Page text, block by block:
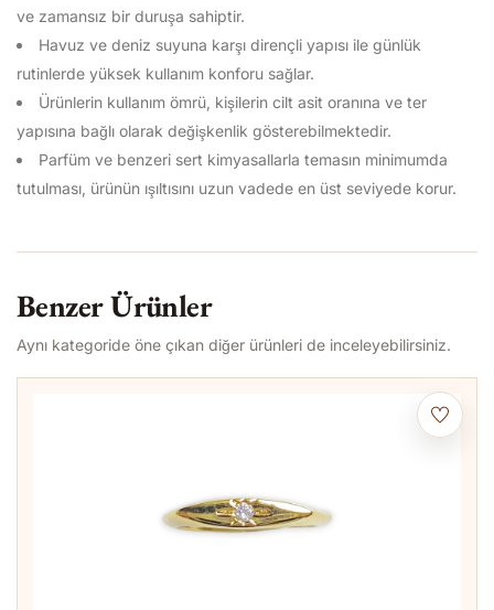
ve zamansız bir duruşa sahiptir.
Havuz ve deniz suyuna karşı dirençli yapısı ile günlük
rutinlerde yüksek kullanım konforu sağlar.
Ürünlerin kullanım ömrü, kişilerin cilt asit oranına ve ter
yapısına bağlı olarak değişkenlik gösterebilmektedir.
Parfüm ve benzeri sert kimyasallarla temasın minimumda
tutulması, ürünün ışıltısını uzun vadede en üst seviyede korur.
Benzer Ürünler
Aynı kategoride öne çıkan diğer ürünleri de inceleyebilirsiniz.